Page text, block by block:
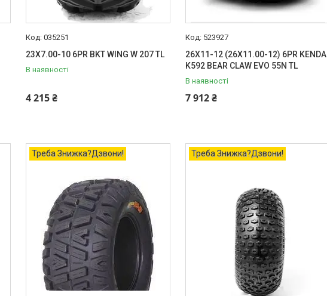
035251
23X7.00-10 6PR BKT WING W 207 TL
В наявності
4 215 ₴
523927
26X11-12 (26X11.00-12) 6PR KENDA
K592 BEAR CLAW EVO 55N TL
В наявності
7 912 ₴
Треба Знижка?Дзвони! Треба Знижка?Дзвони!